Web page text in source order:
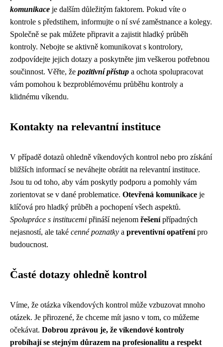
komunikace je dalším důležitým faktorem. Pokud víte o
kontrole s předstihem, informujte o ní své zaměstnance a kolegy.
Společně se pak můžete připravit a zajistit hladký průběh
kontroly. Nebojte se aktivně komunikovat s kontrolory,
zodpovídejte jejich dotazy a poskytněte jim veškerou potřebnou
součinnost. Věřte, že pozitivní přístup a ochota spolupracovat
vám pomohou k bezproblémovému průběhu kontroly a
klidnému víkendu.
Kontakty na relevantní instituce
V případě dotazů ohledně víkendových kontrol nebo pro získání
bližších informací se neváhejte obrátit na relevantní instituce.
Jsou tu od toho, aby vám poskytly podporu a pomohly vám
zorientovat se v dané problematice. Otevřená komunikace je
klíčová pro hladký průběh a pochopení všech aspektů.
Spolupráce s institucemi přináší nejenom řešenípřípadných
nejasností, ale také cenné poznatky a preventivní opatřenípro
budoucnost.
Časté dotazy ohledně kontrol
Víme, že otázka víkendových kontrol může vzbuzovat mnoho
otázek. Je přirozené, že chceme mít jasno v tom, co můžeme
očekávat. Dobrou zprávou je, že víkendové kontroly
probíhají se stejným důrazem na profesionalitu a respekt